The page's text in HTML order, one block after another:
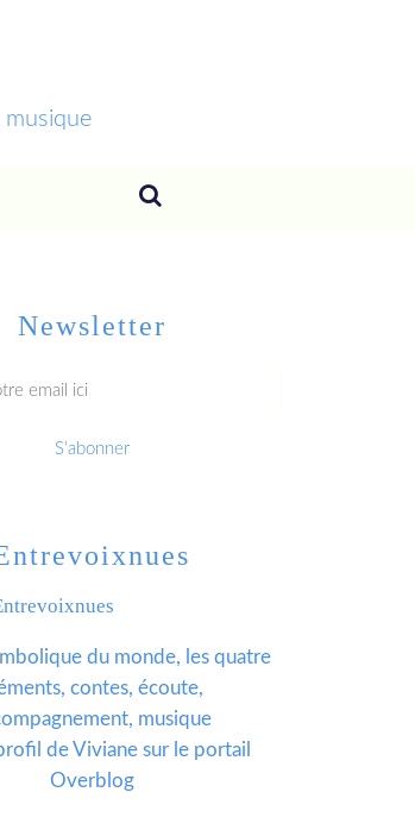
musique
Newsletter
du monde, les quatre
contes, écoute,
musique
deViviane sur le portail
Overblog